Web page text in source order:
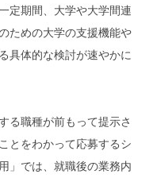
定期間、大学や大学間連
ための大学の支援機能や
具体的な検討が速やかに
る職種が前もって提示さ
とをわかって応募するシ
」では、就職後の業務内